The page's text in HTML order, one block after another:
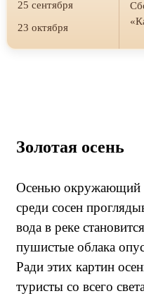
25 сентября
23 октября
Золотая осень
Осенью окружающий
среди сосен
вода в реке
пушистые облака
Ради этих картин
туристы со всего